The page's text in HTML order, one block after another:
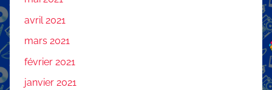
avril 2021
mars 2021
février 2021
janvier 2021